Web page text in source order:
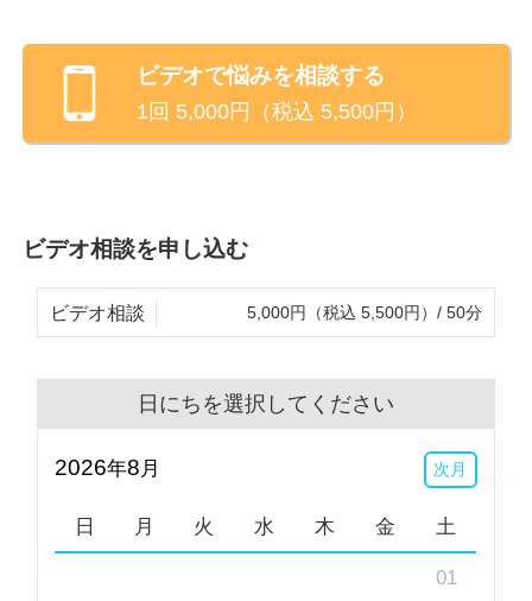
動・対処するか」を一緒に考えていきたいと思いま
また、私自身の経歴としましては、クリニックにて発
機関と連携をしつつ広い範囲で関わらせていただいて
また、大きく困っているわけではないけど少し話をし
緒に一つずつ考えていかせてください。
どうぞ、お気軽にご利用いただけたらと思います。よ
ろしくお願いします。
なお、公認心理師法第42条第２項により、精神科・心
療内科に通院中の方のカウンセリングには「医師の指
ビデオで悩みを相談する
1回 5,000円（税込 5,500円）
ビデオ相談を申し込む
ビデオ相談 5,000円（税込 5,500円）/ 50分
日にちを選択してください
2026年8 月 次月
日 月 火 水 木 金 土
01